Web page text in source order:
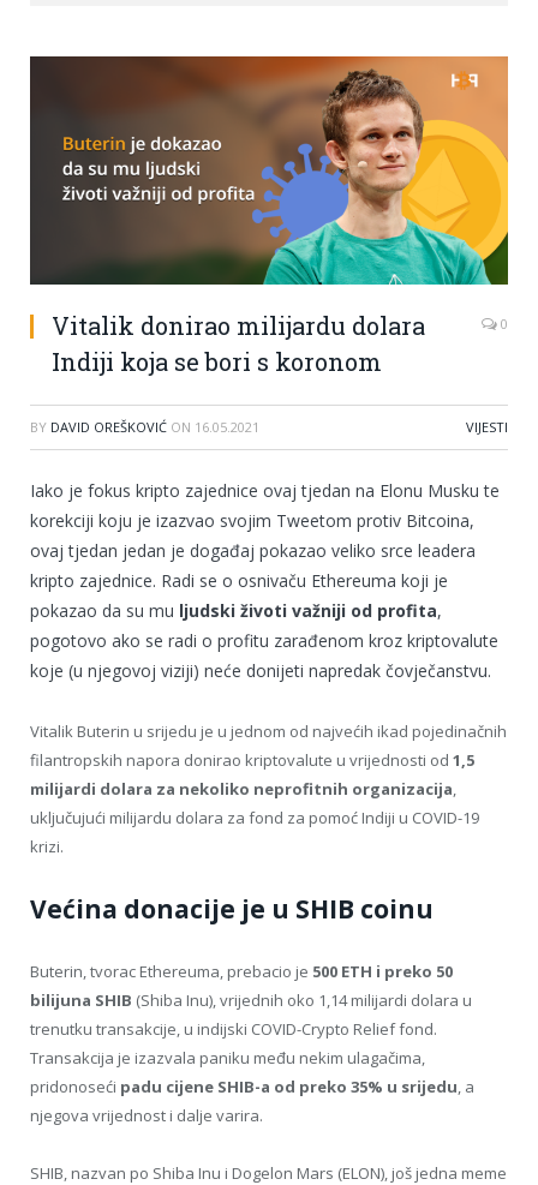
Vitalik donirao milijardu dolara
Indiji koja se bori s koronom
0
BY DAVID OREŠKOVIĆ ON 16.05.2021 VIJESTI
Iako je fokus kripto zajednice ovaj tjedan na Elonu Musku te
korekciji koju je izazvao svojim Tweetom protiv Bitcoina,
ovaj tjedan jedan je događaj pokazao veliko srce leadera
kripto zajednice. Radi se o osnivaču Ethereuma koji je
pokazao da su mu ljudski životi važniji od profita,
pogotovo ako se radi o profitu zarađenom kroz kriptovalute
koje (u njegovoj viziji) neće donijeti napredak čovječanstvu.
Vitalik Buterin u srijedu je u jednom od najvećih ikad pojedinačnih
filantropskih napora donirao kriptovalute u vrijednosti od 1,5
milijardi dolara za nekoliko neprofitnih organizacija,
uključujući milijardu dolara za fond za pomoć Indiji u COVID-19
krizi.
Većina donacije je u SHIB coinu
Buterin, tvorac Ethereuma, prebacio je 500 ETH i preko 50
bilijuna SHIB (Shiba Inu), vrijednih oko 1,14 milijardi dolara u
trenutku transakcije, u indijski COVID-Crypto Relief fond.
Transakcija je izazvala paniku među nekim ulagačima,
pridonoseći padu cijene SHIB-a od preko 35% u srijedu, a
njegova vrijednost i dalje varira.
SHIB, nazvan po Shiba Inu i Dogelon Mars (ELON), još jedna meme